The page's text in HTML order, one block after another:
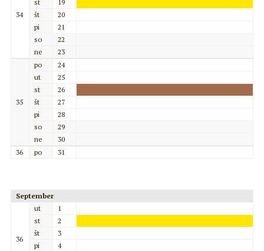
34
st
19
št
20
pi
21
so
22
ne
23
35
po
24
ut
25
st
26
št
27
pi
28
so
29
ne
30
36
po 31
September
36
ut
1
st
2
št
3
pi
4